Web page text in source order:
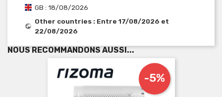
GB : 18/08/2026
Other countries : Entre 17/08/2026 et
22/08/2026
NOUS RECOMMANDONS AUSSI...
-5%